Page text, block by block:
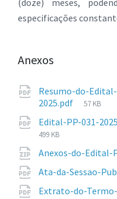
(doze) meses,
especificações
Anexos
Resumo-do-
2025.pdf
Tamanho
arquivo:
57 KB
Edital-PP-031-
499 KB
Anexos-do-Edital-
Ata-da-Sessao-
Extrato-do-